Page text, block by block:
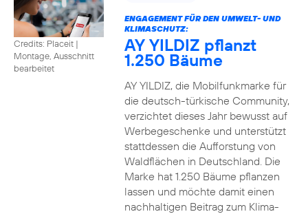
Credits: Placeit |
Montage, Ausschnitt
bearbeitet
ENGAGEMENT FÜR DEN UMWELT- UND
KLIMASCHUTZ:
AY YILDIZ pflanzt
1.250 Bäume
AY YILDIZ, die Mobilfunkmarke für
die deutsch-türkische Community,
verzichtet dieses Jahr bewusst auf
Werbegeschenke und unterstützt
stattdessen die Aufforstung von
Waldflächen in Deutschland. Die
Marke hat 1.250 Bäume pflanzen
lassen und möchte damit einen
nachhaltigen Beitrag zum Klima-